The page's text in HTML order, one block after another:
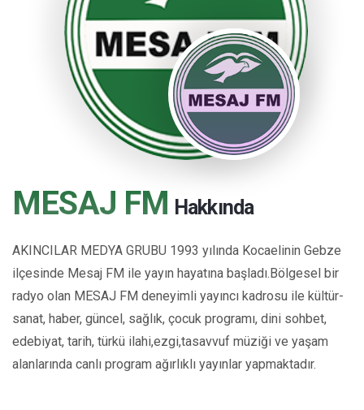
MESAJ FM Hakkında
AKINCILAR MEDYA GRUBU 1993 yılında Kocaelinin Gebze
ilçesinde Mesaj FM ile yayın hayatına başladı.Bölgesel bir
radyo olan MESAJ FM deneyimli yayıncı kadrosu ile kültür-
sanat, haber, güncel, sağlık, çocuk programı, dini sohbet,
edebiyat, tarih, türkü ilahi,ezgi,tasavvuf müziği ve yaşam
alanlarında canlı program ağırlıklı yayınlar yapmaktadır.